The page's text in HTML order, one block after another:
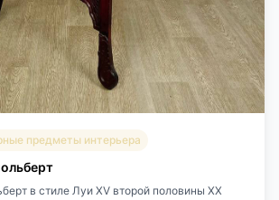
предметы интерьера
в стиле Луи XV второй половины XX